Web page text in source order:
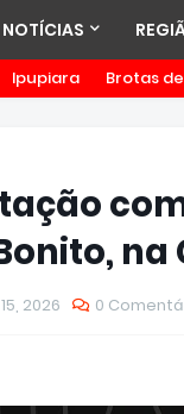
Ipupiara Brotas
2026 0